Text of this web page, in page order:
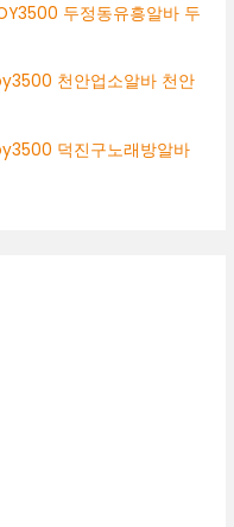
두정동유흥알바 두
천안업소알바 천안
덕진구노래방알바